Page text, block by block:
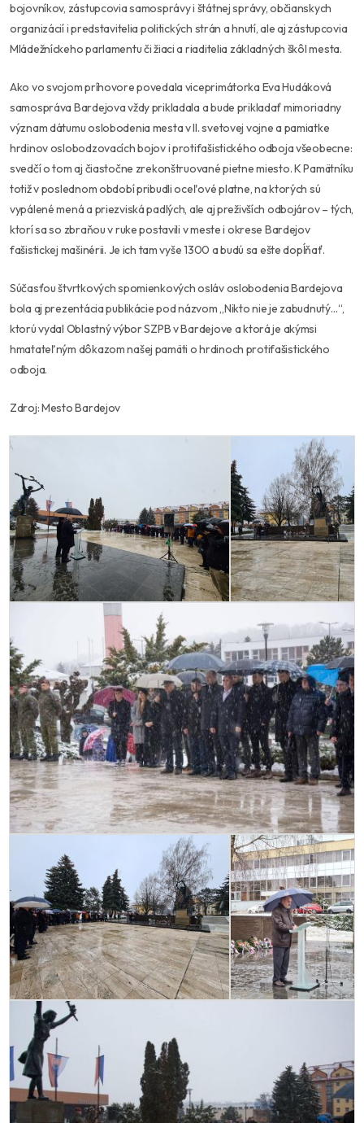
bojovníkov, zástupcovia samosprávy i štátnej správy, občianskych
organizácií i predstavitelia politických strán a hnutí, ale aj zástupcovia
Mládežníckeho parlamentu či žiaci a riaditelia základných škôl mesta.
Ako vo svojom príhovore povedala viceprimátorka Eva Hudáková
samospráva Bardejova vždy prikladala a bude prikladať mimoriadny
význam dátumu oslobodenia mesta v II. svetovej vojne a pamiatke
hrdinov oslobodzovacích bojov i protifašistického odboja všeobecne:
svedčí o tom aj čiastočne zrekonštruované pietne miesto. K Pamätníku
totiž v poslednom období pribudli oceľové platne, na ktorých sú
vypálené mená a priezviská padlých, ale aj preživších odbojárov – tých,
ktorí sa so zbraňou v ruke postavili v meste i okrese Bardejov
fašistickej mašinérii. Je ich tam vyše 1300 a budú sa ešte dopĺňať.
Súčasťou štvrtkových spomienkových osláv oslobodenia Bardejova
bola aj prezentácia publikácie pod názvom „Nikto nie je zabudnutý…“,
ktorú vydal Oblastný výbor SZPB v Bardejove a ktorá je akýmsi
hmatateľným dôkazom našej pamäti o hrdinoch protifašistického
odboja.
Zdroj: Mesto Bardejov